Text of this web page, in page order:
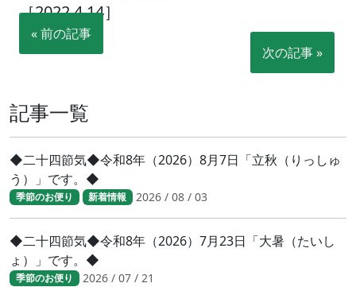
［2022.4.14］
« 前の記事
次の記事 »
記事一覧
◆二十四節気◆令和8年（2026）8月7日「立秋（りっしゅ
う）」です。◆
季節のお便り 新着情報 2026 / 08 / 03
◆二十四節気◆令和8年（2026）7月23日「大暑（たいし
ょ）」です。◆
季節のお便り 2026 / 07 / 21